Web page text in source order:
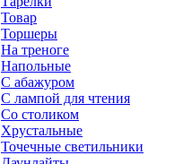
Товар
Торшеры
На треноге
Напольные
С абажуром
С лампой для чтения
Со столиком
Хрустальные
Точечные светильники